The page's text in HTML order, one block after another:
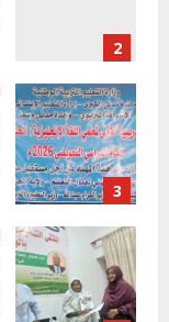
2
3